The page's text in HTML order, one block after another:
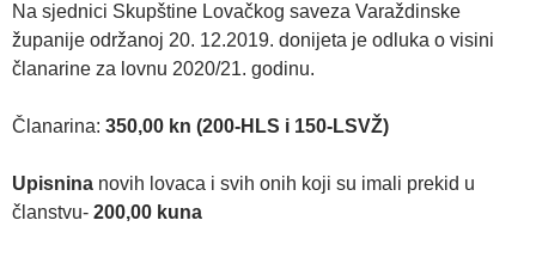
Na sjednici Skupštine Lovačkog saveza Varaždinske
županije održanoj 20. 12.2019. donijeta je odluka o visini
članarine za lovnu 2020/21. godinu.
Članarina: 350,00 kn (200-HLS i 150-LSVŽ)
Upisnina novih lovaca i svih onih koji su imali prekid u
članstvu- 200,00 kuna